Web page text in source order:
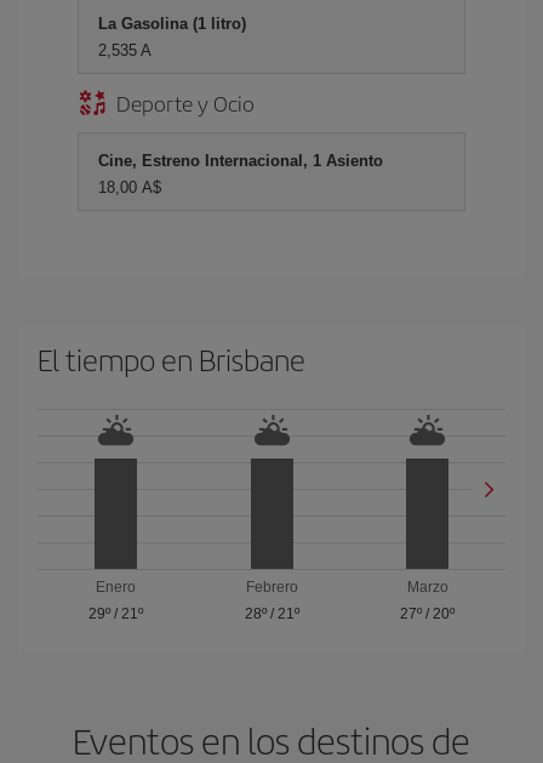
La Gasolina (1 litro)
2,535 A
Deporte y Ocio
Cine, Estreno Internacional, 1 Asiento
18,00 A$
El tiempo en Brisbane
Enero
29º/ 21º
Febrero
28º/ 21º
Marzo
27º / 20º
Eventos en los destinos de